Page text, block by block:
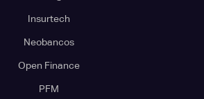
Insurtech
Neobancos
Open Finance
PFM